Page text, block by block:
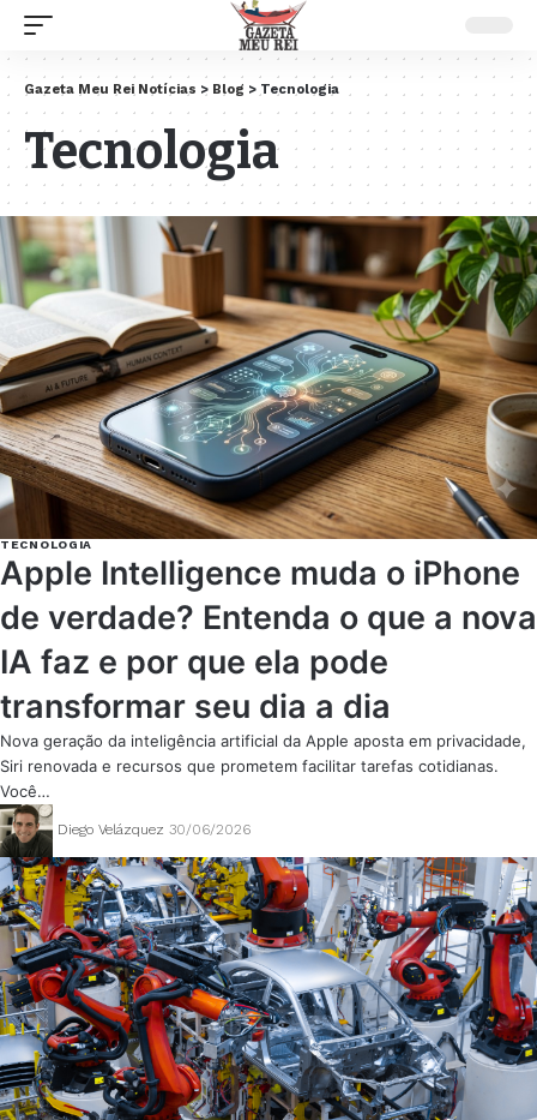
Gazeta Meu Rei Notícias > Blog > Tecnologia
Tecnologia
TECNOLOGIA
Apple Intelligence muda o iPhone
de verdade? Entenda o que a nova
IA faz e por que ela pode
transformar seu dia a dia
Nova geração da inteligência artificial da Apple aposta em privacidade,
Siri renovada e recursos que prometem facilitar tarefas cotidianas.
Você…
Diego Velázquez 30/06/2026